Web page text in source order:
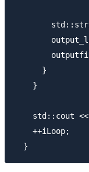
      }
    }
std::cout
    ++iLoop;